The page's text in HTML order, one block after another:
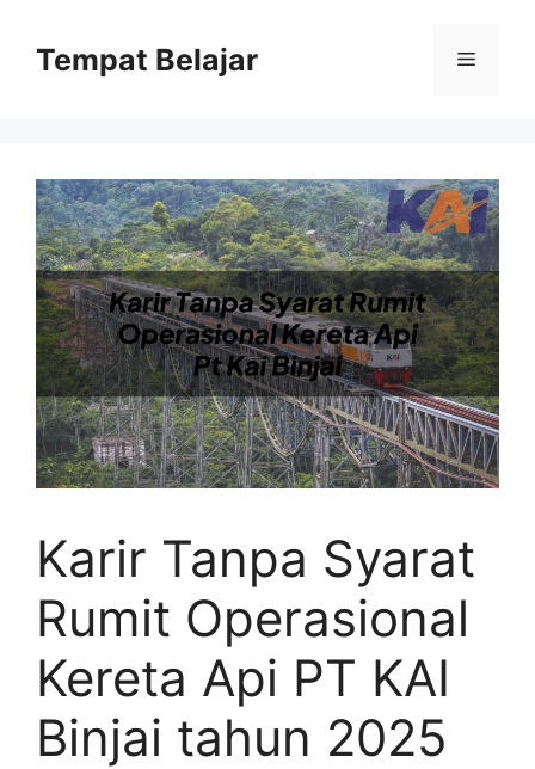
contentTempat Belajar Menu
Karir Tanpa Syarat
Rumit Operasional
Kereta Api PT KAI
Binjai tahun 2025